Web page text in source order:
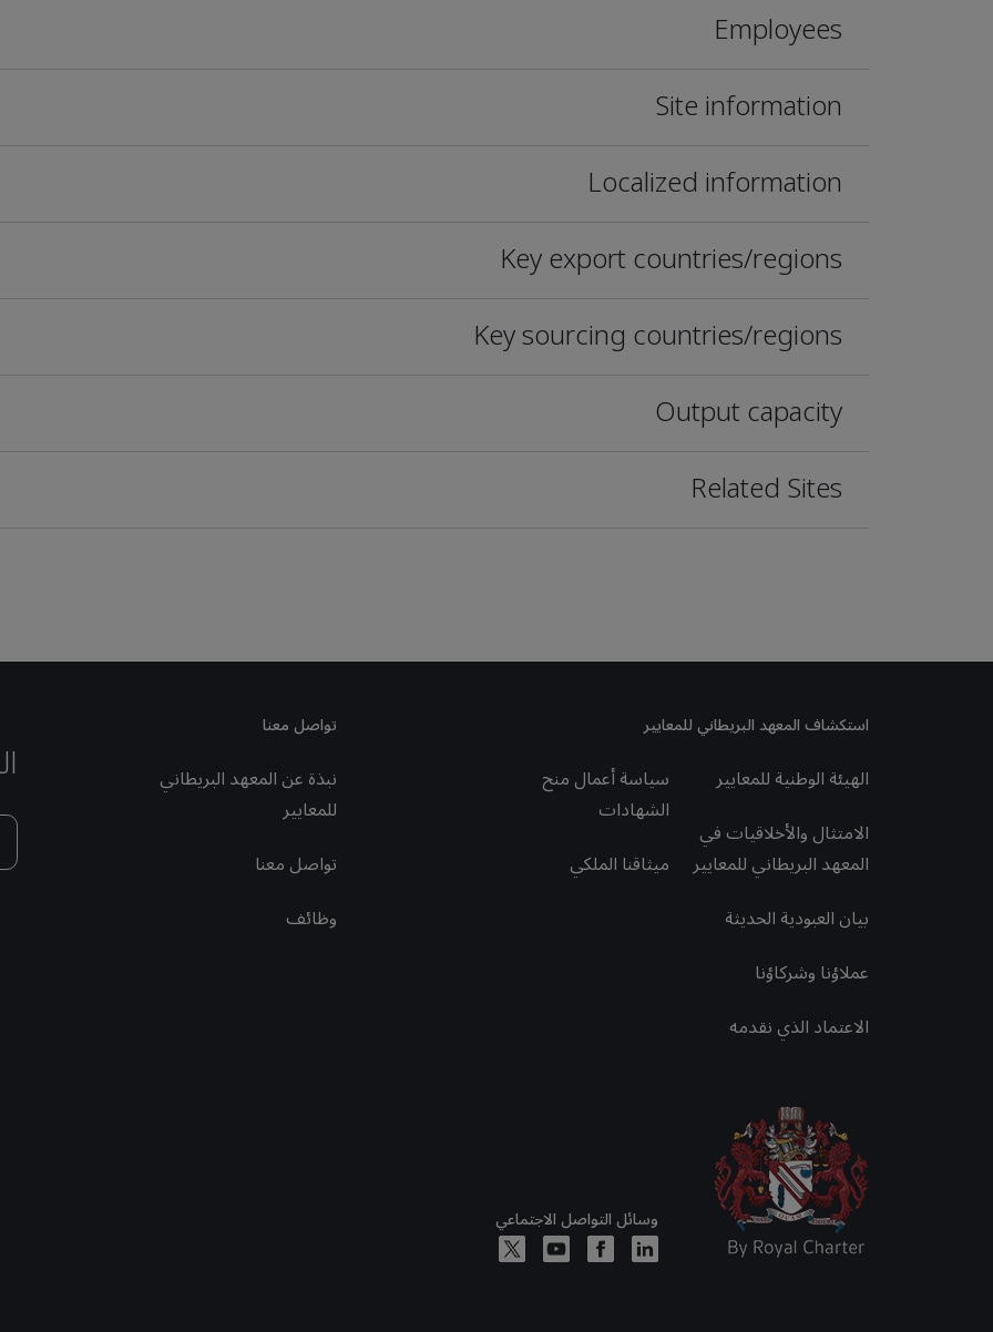
Employees
Site information
Localized information
Key export countries/regions
Key sourcing countries/regions
Output capacity
Related Sites
استكشاف المعهد البريطاني للمعايير
الهيئة الوطنية للمعايير
الامتثال والأخلاقيات في
المعهد البريطاني للمعايير
بيان العبودية الحديثة
عملاؤنا وشركاؤنا
الاعتماد الذي نقدمه
سياسة أعمال منح
الشهادات
ميثاقنا الملكي
وسائل التواصل الاجتماعي
تواصل معنا
نبذة عن المعهد البريطاني
للمعايير
تواصل معنا
وظائف